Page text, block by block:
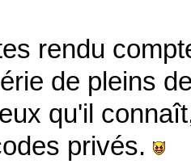
rendu
de pleins
qu'il
privés.